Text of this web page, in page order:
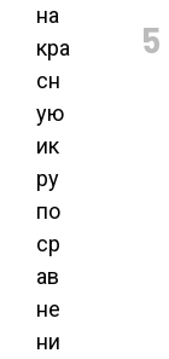
на
кра
сн
ую
ик
ру
по
ср
ав
не
ни